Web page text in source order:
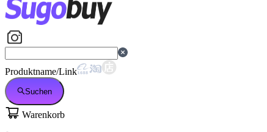
Produktname/Link
Suchen
Warenkorb